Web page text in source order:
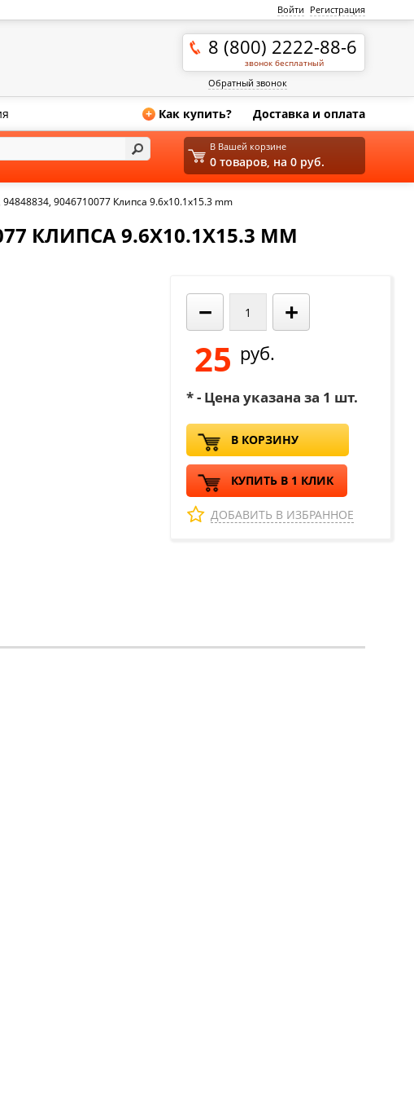
Войти Регистрация
8 (800) 2222-88-6
звонок бесплатный
Обратный звонок
+ Как купить? Доставка и оплата
9046710077 Клипса 9.6x10.1x15.3 mm
КЛИПСА 9.6X10.1X15.3 MM
− +
25 руб.
* - Цена указана за 1 шт.
В КОРЗИНУ
КУПИТЬ В 1 КЛИК
ДОБАВИТЬ В ИЗБРАННОЕ
В Вашей корзине
0 товаров, на 0 руб.